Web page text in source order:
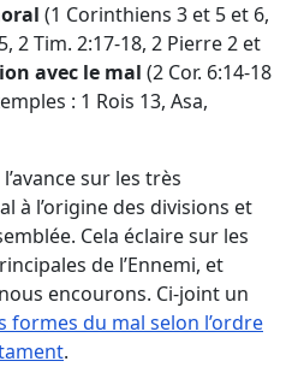
(1 Corinthiens 3 et 5 et 6,
2 Tim. 2:17-18, 2 Pierre 2 et
avec le mal (2 Cor. 6:14-18
: 1 Rois 13, Asa,
sur les très
à l’origine des divisions et
Cela éclaire sur les
de l’Ennemi, et
encourons. Ci-joint un
formes du mal selon l’ordre
.